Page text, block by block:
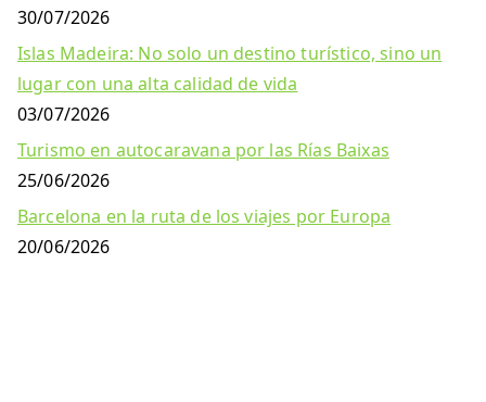
30/07/2026
Islas Madeira: No solo un destino turístico, sino un
lugar con una alta calidad de vida
03/07/2026
Turismo en autocaravana por las Rías Baixas
25/06/2026
Barcelona en la ruta de los viajes por Europa
20/06/2026